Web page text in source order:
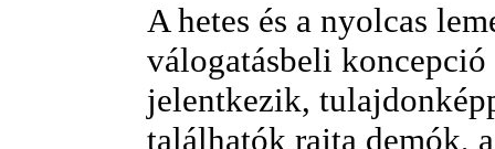
A hetes és a nyolcas
válogatásbeli koncepció
jelentkezik,
találhatók rajta demók,